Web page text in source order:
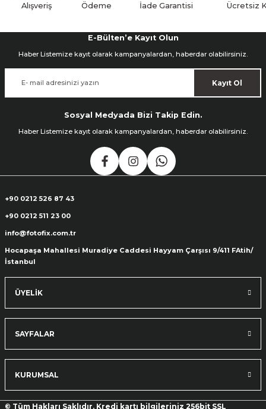
Alışveriş
Ödeme
İade Garantisi
Ücretsiz
E-Bülten’e Kayıt Olun
Haber Listemize kayıt olarak kampanyalardan, haberdar olabilirsiniz.
Kayıt Ol
Sosyal Medyada Bizi Takip Edin.
Haber Listemize kayıt olarak kampanyalardan, haberdar olabilirsiniz.
+90 0212 526 87 43
+90 0212 511 23 00
info@fotofix.com.tr
Hocapaşa Mahallesi Muradiye Caddesi Hayyam Çarşısı 9/411 FAtih/
İstanbul
ÜYELİK
SAYFALAR
KURUMSAL
© Tüm Hakları Saklıdır. Kredi kartı bilgileriniz 256bit SSL